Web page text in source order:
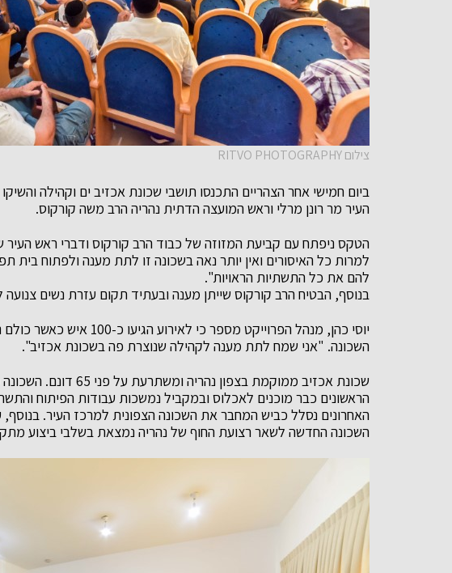
צילום RITVO PHOTOGRAPHY
ביום חמישי אחר הצהריים התכנסו תושבי שכונת אכזיב ים וקהילה
העיר מר רונן מרלי וראש המועצה הדתית נהריה הרב משה קורקוס.
הטקס ניפתח עם קביעת המזוזה של כבוד הרב קורקוס ודברי ראש
למרות כל האיסורים ואין יותר נאה בשכונה זו לתת מענה ולפתוח בית
להם את כל התשתיות הראויות".
בנוסף, הבטיח הרב קורקוס שייתן מענה ובעתיד תקום עזרת נשים
יוסי כהן, מנהל הפרוייקט
השכונה. "אני שמח לתת מענה לקהילה שנוצרת פה בשכונת אכזיב".
הראשונים כבר מוכנים לאכלוס ובמקביל נמשכות עבודות הפיתוח
האחרונים נסלל כביש המחבר את השכונה הצפונית למרכז העיר.
השכונה החדשה לשאר רצועת החוף של נהריה נמצאת בשלבי ביצוע